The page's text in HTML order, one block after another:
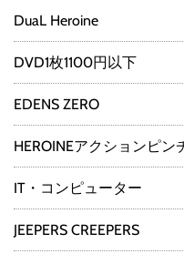
DuaL Heroine
DVD1枚1100円以下
EDENS ZERO
HEROINEアクションピン
IT・コンピューター
JEEPERS CREEPERS